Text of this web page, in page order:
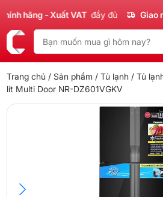
hãng - Xuất VAT đầy đủ Giao
Trang chủ / Sản phẩm / Tủ lạnh / Tủ
lít Multi Door NR-DZ601VGKV